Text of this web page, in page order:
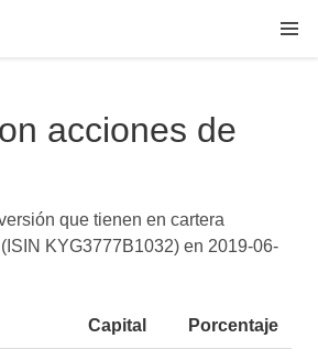
acciones de
que tienen en cartera
KYG3777B1032) en 2019-06-
Capital Porcentaje